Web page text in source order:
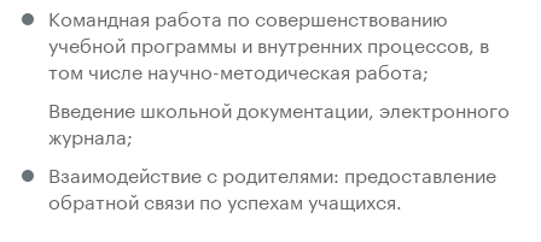
Командная работа по совершенствованию
учебной программы и внутренних процессов, в
том числе научно-методическая работа;
Введение школьной документации, электронного
журнала;
Взаимодействие с родителями: предоставление
обратной связи по успехам учащихся.